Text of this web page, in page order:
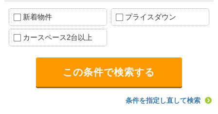
新着物件 プライスダウン
カースペース2台以上
条件を指定し直して検索